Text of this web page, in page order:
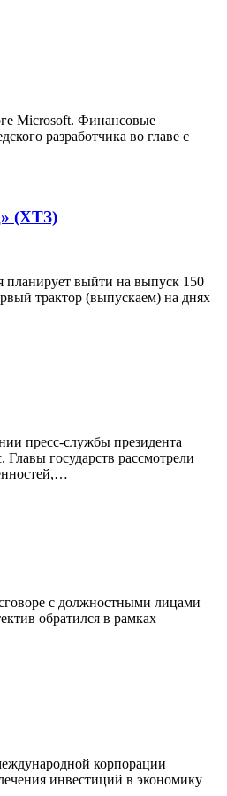
Microsoft. Финансовые
разработчика во главе с
(ХТЗ)
планирует выйти на выпуск 150
трактор (выпускаем) на днях
пресс-службы президента
государств рассмотрели
с должностными лицами
обратился в рамках
корпорации
инвестиций в экономику